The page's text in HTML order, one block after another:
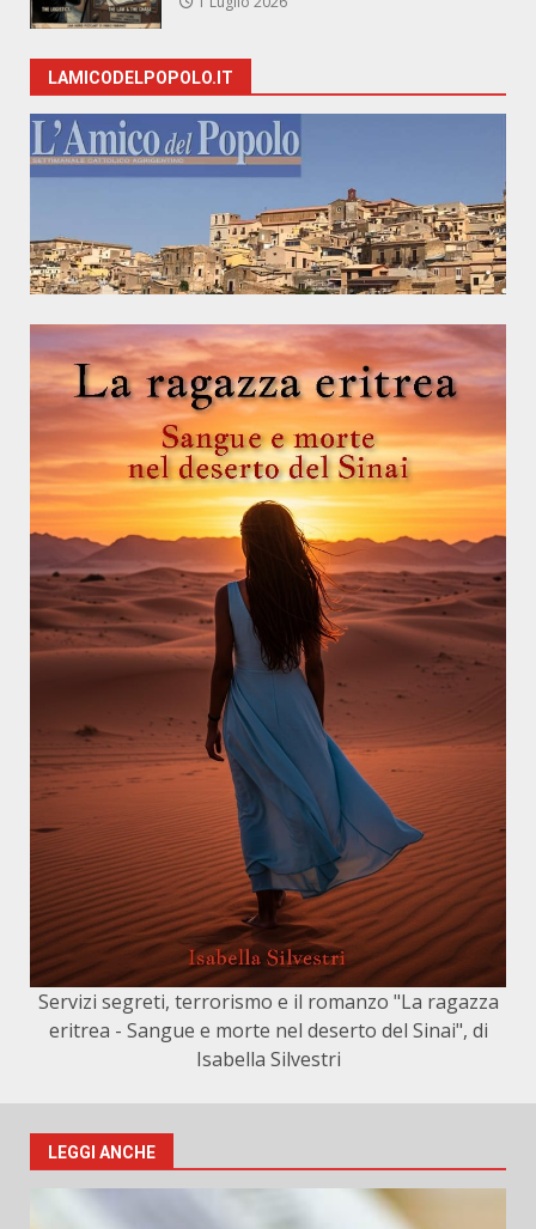
LAMICODELPOPOLO.IT
Servizi segreti, terrorismo e il romanzo "La ragazza
eritrea - Sangue e morte nel deserto del Sinai", di
Isabella Silvestri
LEGGI ANCHE